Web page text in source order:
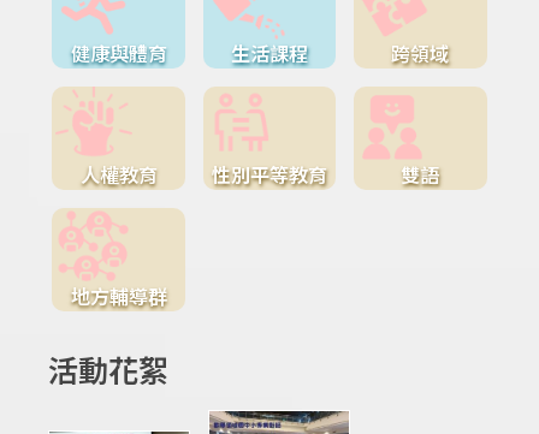
健康與體育 生活課程 跨領域
人權教育 性別平等教育 雙語
地方輔導群
活動花絮